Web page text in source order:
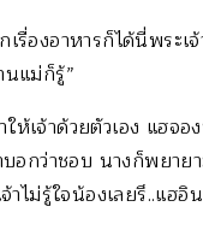
เรื่องอาหารก็ได้นี่พระเ
แม่ก็รู้”
ห้เจ้าด้วยตัวเอง แฮจอ
บอกว่าชอบ นางก็พยา
าไม่รู้ใจน้องเลยรึ..แฮอิ